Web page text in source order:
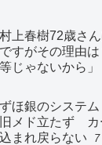
村上春樹72歳さ
すがその理由
等じゃないから」
ほ銀のシステ
メド立たず カ
まれ戻らない